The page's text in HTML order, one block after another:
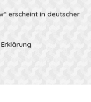
erscheint in deutscher